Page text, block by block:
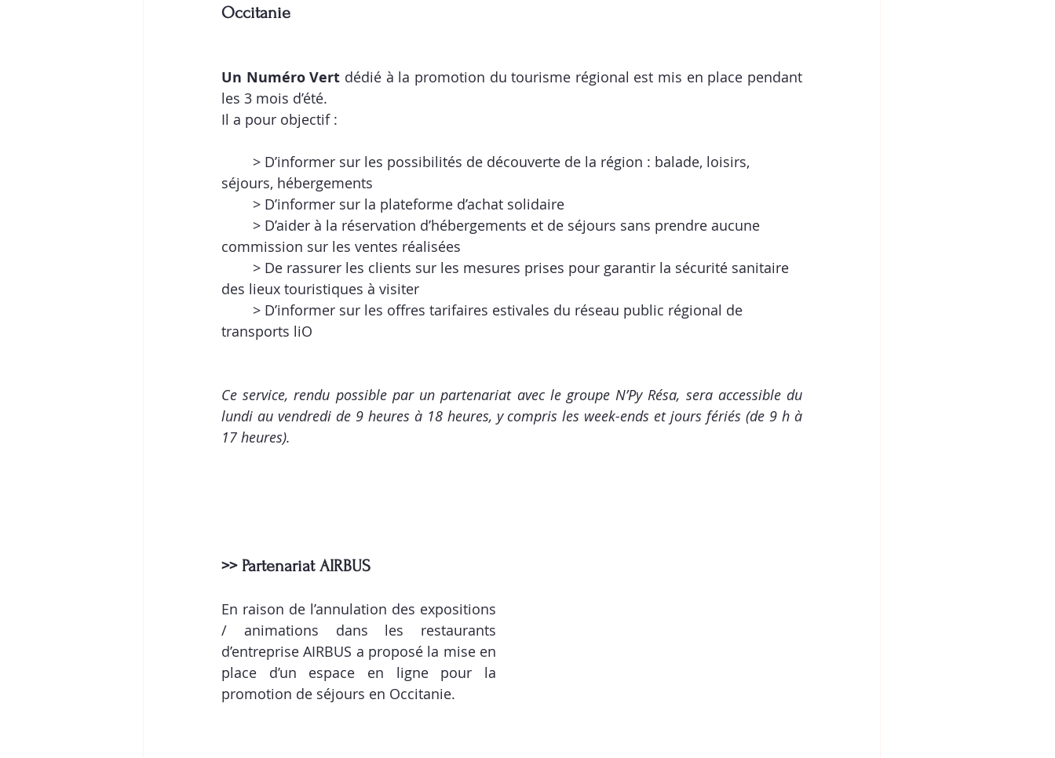
Occitanie
Un Numéro Vert dédié à la promotion du tourisme régional est mis en place pendant
les 3 mois d’été.
Il a pour objectif :
	> D’informer sur les possibilités de d
écouverte de la région : balade, loisirs,
séjours, hébergements
	> D’informer sur la plateforme d’
achat solidaire
	> D’aider à la
réservation d’hébergements et de séjours sans prendre aucune
commission sur les ventes réalisées
	> De rassurer les clients sur les mesures prises pour
garantir la sécurité sanitaire
des lieux touristiques à visiter
	> D’informer sur les
offres tarifaires estivales du réseau public régional de
transports liO
Ce service, rendu possible par un partenariat avec le groupe N’Py Résa, sera accessible du
lundi au vendredi de 9 heures à 18 heures, y compris les week-ends et jours fériés (de 9 h à
17 heures).
>> Partenariat AIRBUS
En raison de l’annulation des expositions
/ animations dans les restaurants
d’entreprise AIRBUS a proposé la mise en
place d’un espace en ligne pour la
promotion de séjours en Occitanie.